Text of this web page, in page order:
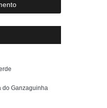
do Ganzaguinha